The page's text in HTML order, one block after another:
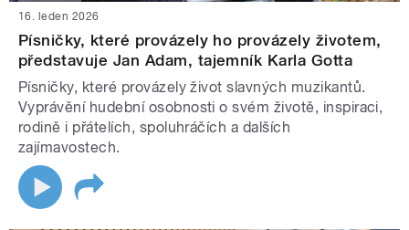
16. leden 2026
Písničky, které provázely ho provázely životem,
představuje Jan Adam, tajemník Karla Gotta
Písničky, které provázely život slavných muzikantů.
Vyprávění hudební osobnosti o svém životě, inspiraci,
rodině i přátelích, spoluhráčích a dalších
zajímavostech.